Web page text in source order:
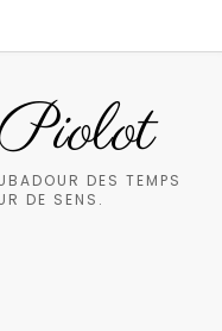
DES TEMPS
DE SENS.